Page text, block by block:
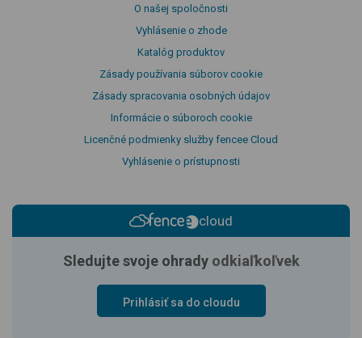
O našej spoločnosti
Vyhlásenie o zhode
Katalóg produktov
Zásady používania súborov cookie
Zásady spracovania osobných údajov
Informácie o súboroch cookie
Licenčné podmienky služby fencee Cloud
Vyhlásenie o prístupnosti
cloud
Sledujte svoje ohrady odkiaľkoľvek
Prihlásiť sa do cloudu